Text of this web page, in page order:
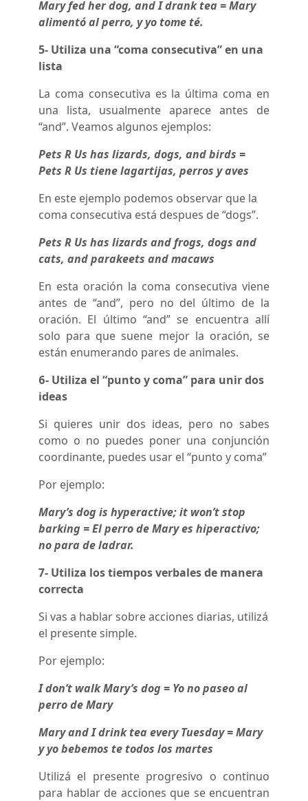
Mary fed her dog, and I drank tea = Mary
alimentó al perro, y yo tome té.
5- Utiliza una “coma consecutiva” en una
lista
La coma consecutiva es la última coma en
una lista, usualmente aparece antes de
“and”. Veamos algunos ejemplos:
Pets R Us has lizards, dogs, and birds =
Pets R Us tiene lagartijas, perros y aves
En este ejemplo podemos observar que la
coma consecutiva está despues de “dogs”.
Pets R Us has lizards and frogs, dogs and
cats, and parakeets and macaws
En esta oración la coma consecutiva viene
antes de “and”, pero no del último de la
oración. El último “and” se encuentra allí
solo para que suene mejor la oración, se
están enumerando pares de animales.
6- Utiliza el “punto y coma” para unir dos
ideas
Si quieres unir dos ideas, pero no sabes
como o no puedes poner una conjunción
coordinante, puedes usar el “punto y coma”
Por ejemplo:
Mary’s dog is hyperactive; it won’t stop
barking = El perro de Mary es hiperactivo;
no para de ladrar.
7- Utiliza los tiempos verbales de manera
correcta
Si vas a hablar sobre acciones diarias, utilizá
el presente simple.
Por ejemplo:
I don’t walk Mary’s dog = Yo no paseo al
perro de Mary
Mary and I drink tea every Tuesday = Mary
y yo bebemos te todos los martes
Utilizá el presente progresivo o continuo
para hablar de acciones que se encuentran